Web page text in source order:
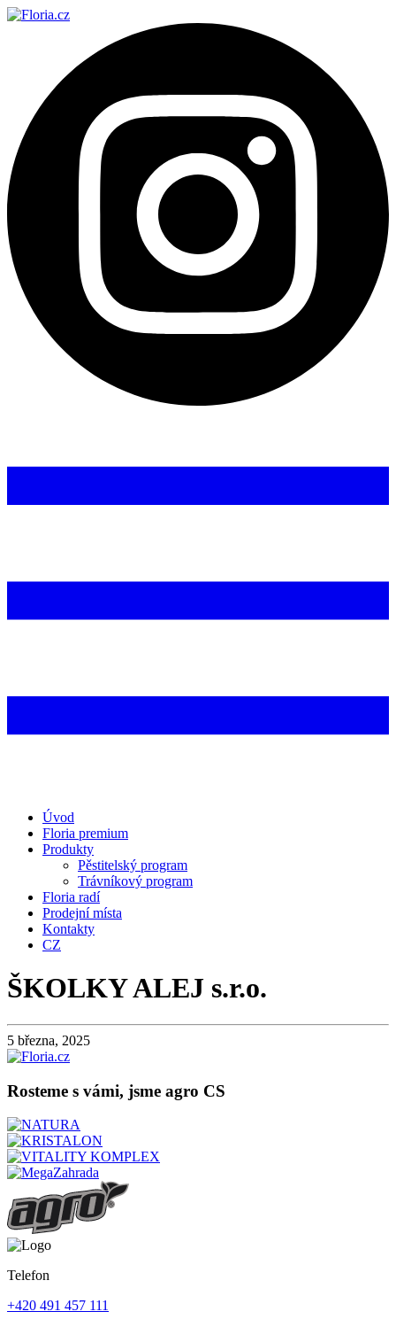
Úvod
Floria premium
Produkty
Pěstitelský program
Trávníkový program
Floria radí
Prodejní místa
Kontakty
CZ
ŠKOLKY ALEJ s.r.o.
5 března, 2025
Rosteme s vámi, jsme agro CS
Telefon
+420 491 457 111